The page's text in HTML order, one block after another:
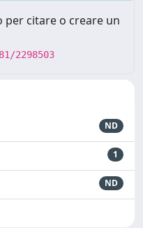
citare o creare un
2298503
ND
1
ND